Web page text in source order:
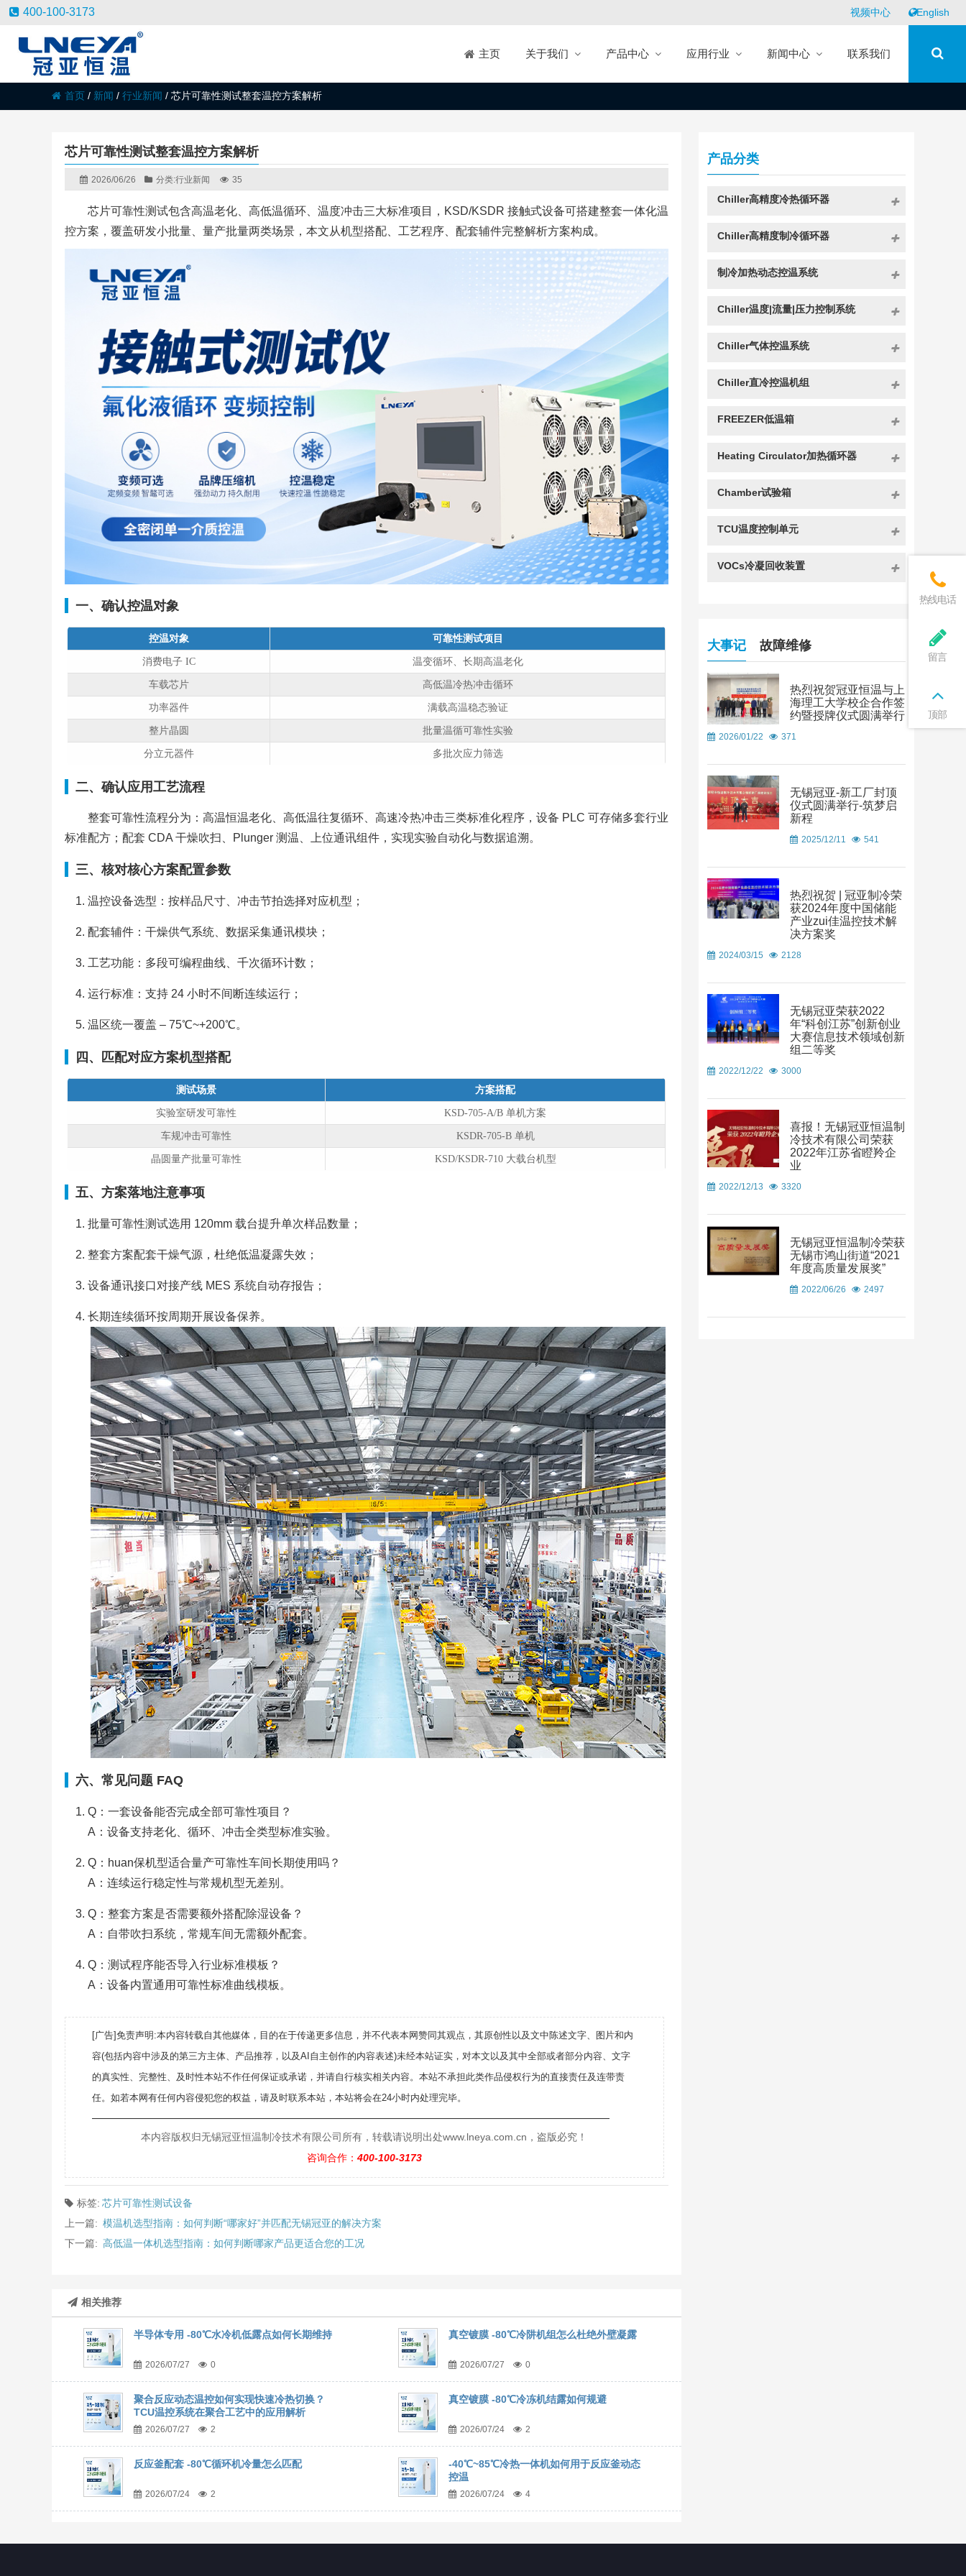
400-100-3173 视频中心 English
主页 关于我们 产品中心 应用行业 新闻中心 联系我们
首页 / 新闻 / 行业新闻 / 芯片可靠性测试整套温控方案解析
芯片可靠性测试整套温控方案解析
2026/06/26 分类:行业新闻 35
芯片可靠性测试包含高温老化、高低温循环、温度冲击三大标准项目，KSD/KSDR 接触式设备可搭建整套一体化温
控方案，覆盖研发小批量、量产批量两类场景，本文从机型搭配、工艺程序、配套辅件完整解析方案构成。
一、确认控温对象
控温对象 可靠性测试项目
消费电子 IC 温变循环、长期高温老化
车载芯片 高低温冷热冲击循环
功率器件 满载高温稳态验证
整片晶圆 批量温循可靠性实验
分立元器件 多批次应力筛选
二、确认应用工艺流程
整套可靠性流程分为：高温恒温老化、高低温往复循环、高速冷热冲击三类标准化程序，设备 PLC 可存储多套行业
标准配方；配套 CDA 干燥吹扫、Plunger 测温、上位通讯组件，实现实验自动化与数据追溯。
三、核对核心方案配置参数
温控设备选型：按样品尺寸、冲击节拍选择对应机型；
配套辅件：干燥供气系统、数据采集通讯模块；
工艺功能：多段可编程曲线、千次循环计数；
运行标准：支持 24 小时不间断连续运行；
温区统一覆盖 – 75℃~+200℃。
四、匹配对应方案机型搭配
测试场景 方案搭配
实验室研发可靠性 KSD-705-A/B 单机方案
车规冲击可靠性 KSDR-705-B 单机
晶圆量产批量可靠性 KSD/KSDR-710 大载台机型
五、方案落地注意事项
批量可靠性测试选用 120mm 载台提升单次样品数量；
整套方案配套干燥气源，杜绝低温凝露失效；
设备通讯接口对接产线 MES 系统自动存报告；
长期连续循环按周期开展设备保养。
六、常见问题 FAQ
Q：一套设备能否完成全部可靠性项目？
A：设备支持老化、循环、冲击全类型标准实验。
Q：huan保机型适合量产可靠性车间长期使用吗？
A：连续运行稳定性与常规机型无差别。
Q：整套方案是否需要额外搭配除湿设备？
A：自带吹扫系统，常规车间无需额外配套。
Q：测试程序能否导入行业标准模板？
A：设备内置通用可靠性标准曲线模板。
[广告]免责声明:本内容转载自其他媒体，目的在于传递更多信息，并不代表本网赞同其观点，其原创性以及文中陈述文字、图片和内
容(包括内容中涉及的第三方主体、产品推荐，以及AI自主创作的内容表述)未经本站证实，对本文以及其中全部或者部分内容、文字
的真实性、完整性、及时性本站不作任何保证或承诺，并请自行核实相关内容。本站不承担此类作品侵权行为的直接责任及连带责
任。如若本网有任何内容侵犯您的权益，请及时联系本站，本站将会在24小时内处理完毕。
—————————————————————————————————————————————
本内容版权归无锡冠亚恒温制冷技术有限公司所有，转载请说明出处www.lneya.com.cn，盗版必究！
咨询合作： 400-100-3173
标签: 芯片可靠性测试设备
上一篇: 模温机选型指南：如何判断“哪家好”并匹配无锡冠亚的解决方案
下一篇: 高低温一体机选型指南：如何判断哪家产品更适合您的工况
相关推荐
半导体专用 -80℃水冷机低露点如何长期维持
2026/07/27 0
真空镀膜 -80℃冷阱机组怎么杜绝外壁凝露
2026/07/27 0
聚合反应动态温控如何实现快速冷热切换？
TCU温控系统在聚合工艺中的应用解析
2026/07/27 2
真空镀膜 -80℃冷冻机结露如何规避
2026/07/24 2
反应釜配套 -80℃循环机冷量怎么匹配
2026/07/24 2
-40℃~85℃冷热一体机如何用于反应釜动态
控温
2026/07/24 4
产品分类
Chiller高精度冷热循环器
Chiller高精度制冷循环器
制冷加热动态控温系统
Chiller温度|流量|压力控制系统
Chiller气体控温系统
Chiller直冷控温机组
FREEZER低温箱
Heating Circulator加热循环器
Chamber试验箱
TCU温度控制单元
VOCs冷凝回收装置
大事记 故障维修
热烈祝贺冠亚恒温与上
海理工大学校企合作签
约暨授牌仪式圆满举行
2026/01/22 371
无锡冠亚-新工厂封顶
仪式圆满举行-筑梦启
新程
2025/12/11 541
热烈祝贺 | 冠亚制冷荣
获2024年度中国储能
产业zui佳温控技术解
决方案奖
2024/03/15 2128
无锡冠亚荣获2022
年“科创江苏”创新创业
大赛信息技术领域创新
组二等奖
2022/12/22 3000
喜报！无锡冠亚恒温制
冷技术有限公司荣获
2022年江苏省瞪羚企
业
2022/12/13 3320
无锡冠亚恒温制冷荣获
无锡市鸿山街道“2021
年度高质量发展奖”
2022/06/26 2497
热线电话
留言
顶部